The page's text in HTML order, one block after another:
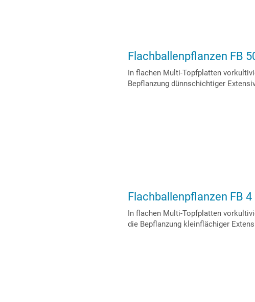
Flachballenpflanzen FB
In flachen Multi-Topfplatten
Bepflanzung dünnschichtiger
Flachballenpflanzen FB 4
In flachen Multi-Topfplatten
die Bepflanzung kleinflächiger